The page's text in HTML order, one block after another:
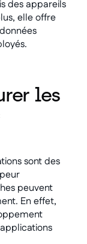
des appareils
elle offre
les
sont des
peuvent
En effet,